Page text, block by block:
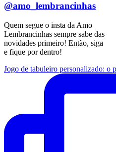
@amo_lembrancinhas
Quem segue o insta da Amo
Lembrancinhas sempre sabe das
novidades primeiro! Então, siga
e fique por dentro!
Jogo de tabuleiro personalizado: o